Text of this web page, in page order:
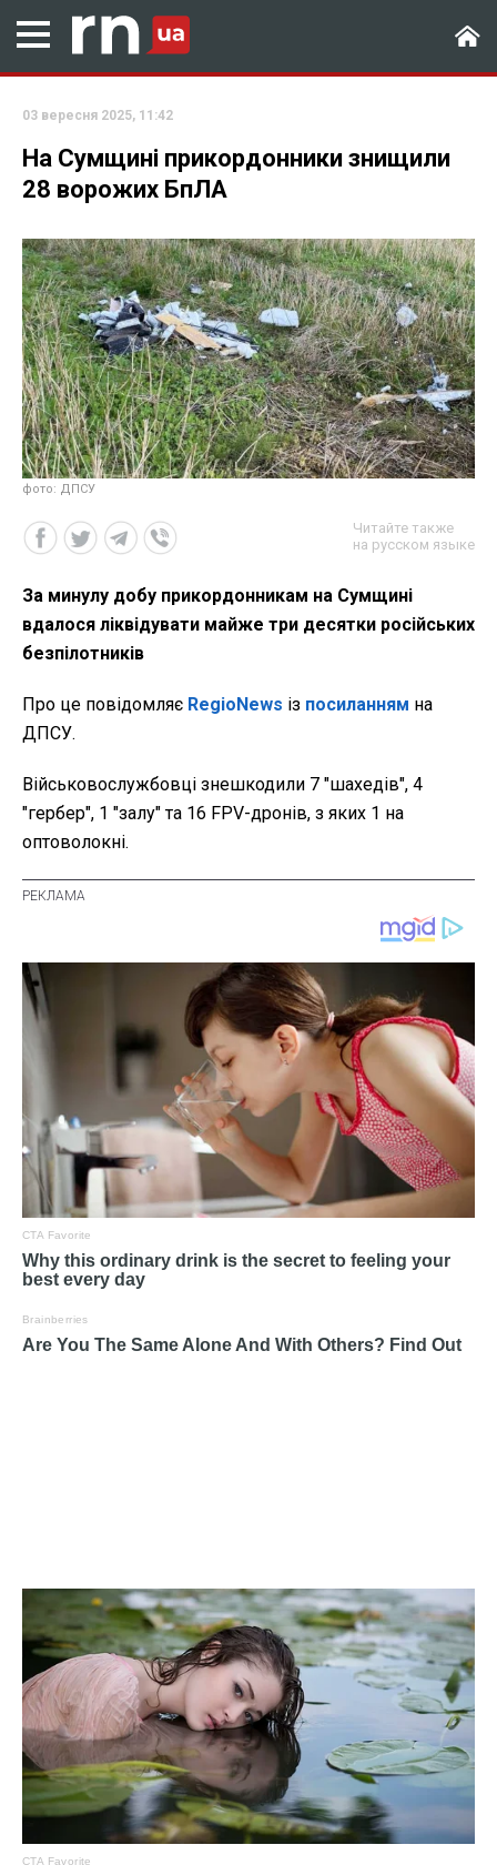
03 вересня 2025, 11:42
На Сумщині прикордонники знищили
28 ворожих БпЛА
фото: ДПСУ
Читайте также
на русском языке
За минулу добу прикордонникам на Сумщині
вдалося ліквідувати майже три десятки російських
безпілотників
Про це повідомляє RegioNews із посиланням на
ДПСУ.
Військовослужбовці знешкодили 7 "шахедів", 4
"гербер", 1 "залу" та 16 FPV-дронів, з яких 1 на
оптоволокні.